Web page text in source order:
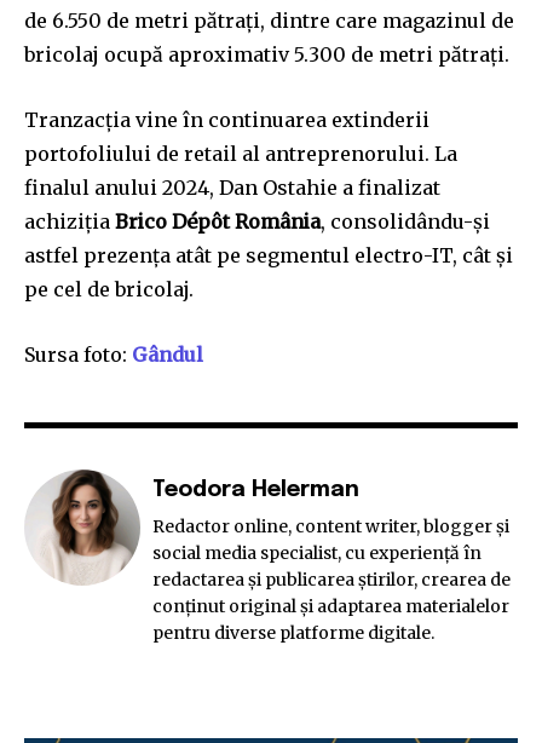
de 6.550 de metri pătrați, dintre care magazinul de
bricolaj ocupă aproximativ 5.300 de metri pătrați.
Tranzacția vine în continuarea extinderii
portofoliului de retail al antreprenorului. La
finalul anului 2024, Dan Ostahie a finalizat
achiziția Brico Dépôt România, consolidându-și
astfel prezența atât pe segmentul electro-IT, cât și
pe cel de bricolaj.
Sursa foto: Gândul
Teodora Helerman
Redactor online, content writer, blogger și
social media specialist, cu experiență în
redactarea și publicarea știrilor, crearea de
conținut original și adaptarea materialelor
pentru diverse platforme digitale.